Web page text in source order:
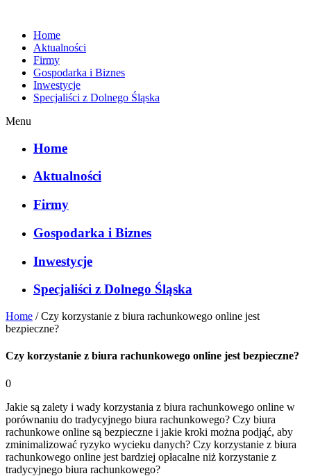
Home
Aktualności
Firmy
Gospodarka i Biznes
Inwestycje
Specjaliści z Dolnego Śląska
Menu
Home
Aktualności
Firmy
Gospodarka i Biznes
Inwestycje
Specjaliści z Dolnego Śląska
Home /Czy korzystanie z biura rachunkowego online jest
bezpieczne?
Czy korzystanie z biura rachunkowego online jest bezpieczne?
0
Jakie są zalety i wady korzystania z biura rachunkowego online w
porównaniu do tradycyjnego biura rachunkowego? Czy biura
rachunkowe online są bezpieczne i jakie kroki można podjąć, aby
zminimalizować ryzyko wycieku danych? Czy korzystanie z biura
rachunkowego online jest bardziej opłacalne niż korzystanie z
tradycyjnego biura rachunkowego?